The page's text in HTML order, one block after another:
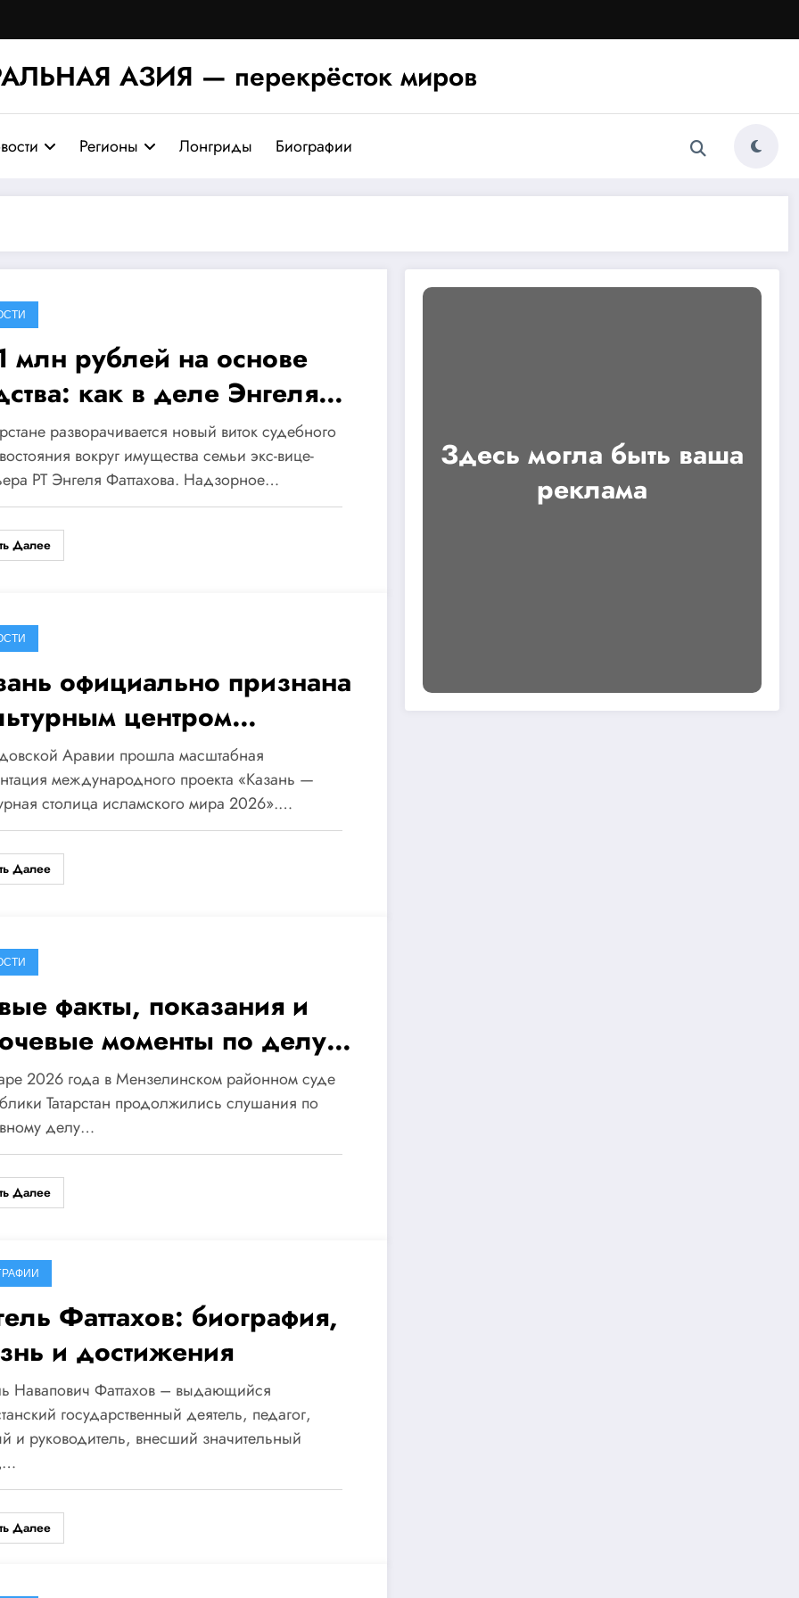
АЗИЯ — перекрёсток миров
Регионы Лонгриды Биографии
млн рублей на основе
как в деле Энгеля
и его сына Ильнара
ищут «невидимые»
разворачивается новый виток судебного
вокруг имущества семьи экс-вице-
РТ Энгеля Фаттахова. Надзорное…
Далее
официально признана
центром
мира
Аравии прошла масштабная
международного проекта «Казань —
столица исламского мира 2026».…
Далее
факты, показания и
моменты по делу
Фаттахова
2026 года в Мензелинском районном суде
Татарстан продолжились слушания по
делу…
Далее
Фаттахов: биография,
и достижения
Навапович Фаттахов – выдающийся
государственный деятель, педагог,
и руководитель, внесший значительный
Далее
Здесь могла быть ваша
реклама